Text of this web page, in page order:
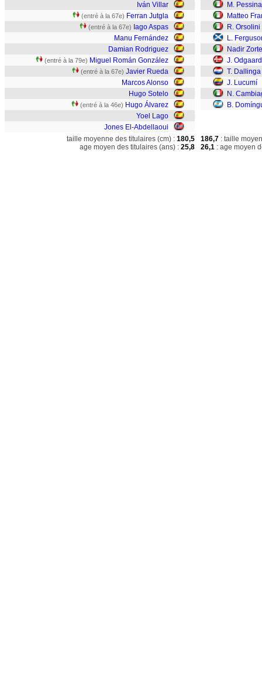
Iván Villar
(entré à la 67e) Ferran Jutgla
(entré à la 67e) Iago Aspas
Manu Fernández
Damian Rodriguez
(entré à la 79e) Miguel Román González
(entré à la 67e) Javier Rueda
Marcos Alonso
Hugo Sotelo
(entré à la 46e) Hugo Álvarez
Yoel Lago
Jones El-Abdellaoui
M. Pessina
Matteo
R. Orsolini
L.
Nadir
J. Odgaard
T. Dallinga
J. Lucumí
N.
B.
taille moyenne des titulaires (cm) : 180,5
age moyen des titulaires (ans) : 25,8
186,7 : taille
26,1 : age moyen